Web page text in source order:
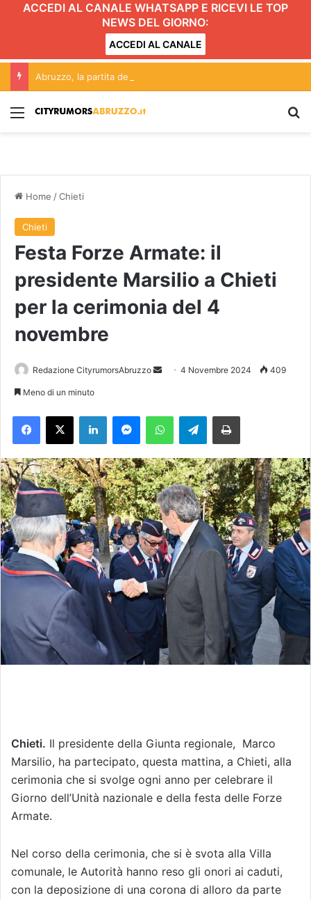
ACCEDI AL CANALE WHATSAPP E RICEVI LE TOP
NEWS DEL GIORNO:
ACCEDI AL CANALE
Menu
Home /Chieti
Chieti
Festa Forze Armate: il
presidente Marsilio a Chieti
per la cerimonia del 4
novembre
Redazione CityrumorsAbruzzo
a
n
'
e
m
a
i
l
4 Novembre 2024 409
Meno di un minuto
Telegram
Chieti. Il presidente della Giunta regionale, Marco
Marsilio, ha partecipato, questa mattina, a Chieti, alla
cerimonia che si svolge ogni anno per celebrare il
Giorno dell’Unità nazionale e della festa delle Forze
Armate.
Nel corso della cerimonia, che si è svota alla Villa
comunale, le Autorità hanno reso gli onori ai caduti,
con la deposizione di una corona di alloro da parte